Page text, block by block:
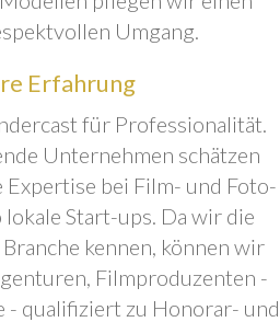
Umgang.
Erfahrung
für Professionalität.
Unternehmen schätzen
bei Film- und Foto-
Start-ups. Da wir die
kennen, können wir
Filmproduzenten -
- qualifiziert zu Honorar- und